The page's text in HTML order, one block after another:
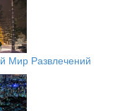
Мир Развлечений